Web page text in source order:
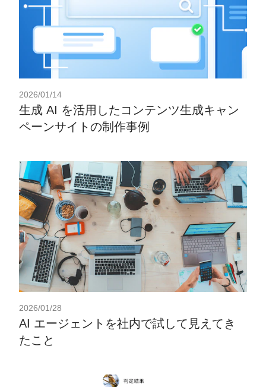
2026/01/14
生成 AI を活用したコンテンツ生成キャン
ペーンサイトの制作事例
2026/01/28
AI エージェントを社内で試して見えてき
たこと